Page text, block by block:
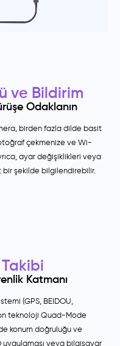
ve Bildirim
Odaklanın
birden fazla dilde basit
çekmenize ve Wi-
ayar değişiklikleri veya
bir şekilde bilgilendirebilir.
Katmanı
(GPS, BEIDOU,
teknoloji Quad-Mode
konum doğruluğu ve
uygulaması veya bilgisayar